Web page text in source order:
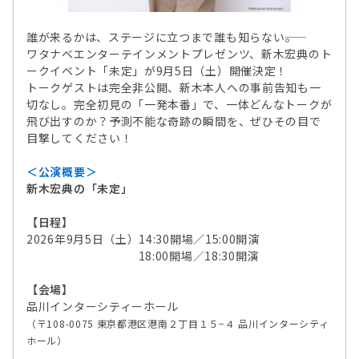
誰が来るかは、ステージに立つまで誰も知らない――。
ワタナベエンターテインメントプレゼンツ、新木宏典のト
ークイベント「未定」が9月5日（土）開催決定！
トークゲストは完全非公開、新木本人への事前告知も一
切なし。完全初見の「一発本番」で、一体どんなトークが
飛び出すのか？予測不能な奇跡の瞬間を、ぜひその目で
目撃してください！
＜公演概要＞
新木宏典の「未定」
【日程】
2026年9月5日（土）14:30開場／15:00開演
18:00開場／18:30開演
【会場】
品川インターシティーホール
（〒108-0075 東京都港区港南２丁目１５−４ 品川インターシティ
ホール）